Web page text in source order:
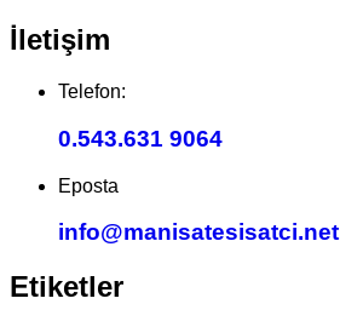
İletişim
Telefon:
0.543.631 9064
Eposta
info@manisatesisatci.net
Etiketler